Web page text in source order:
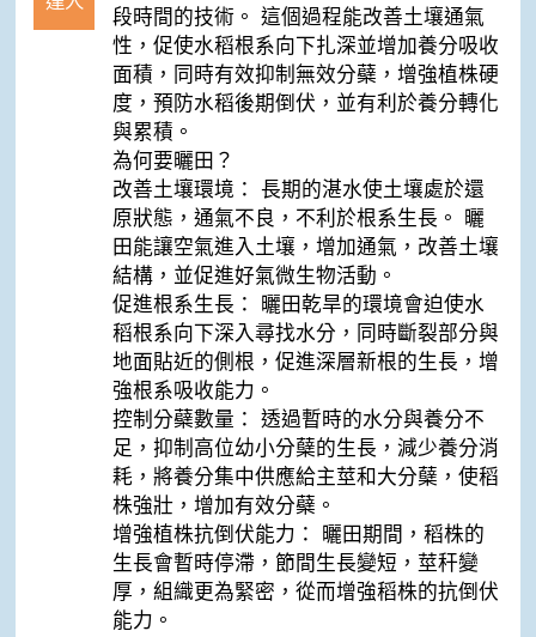
段時間的技術。 這個過程能改善土壤通氣
性，促使水稻根系向下扎深並增加養分吸收
面積，同時有效抑制無效分蘗，增強植株硬
度，預防水稻後期倒伏，並有利於養分轉化
與累積。
為何要曬田？
改善土壤環境： 長期的湛水使土壤處於還
原狀態，通氣不良，不利於根系生長。 曬
田能讓空氣進入土壤，增加通氣，改善土壤
結構，並促進好氣微生物活動。
促進根系生長： 曬田乾旱的環境會迫使水
稻根系向下深入尋找水分，同時斷裂部分與
地面貼近的側根，促進深層新根的生長，增
強根系吸收能力。
控制分蘗數量： 透過暫時的水分與養分不
足，抑制高位幼小分蘖的生長，減少養分消
耗，將養分集中供應給主莖和大分蘖，使稻
株強壯，增加有效分蘗。
增強植株抗倒伏能力： 曬田期間，稻株的
生長會暫時停滯，節間生長變短，莖秆變
厚，組織更為緊密，從而增強稻株的抗倒伏
能力。